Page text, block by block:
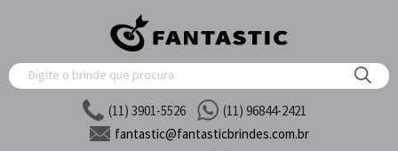
(11) 3901-5526
(11) 96844-2421
fantastic@fantasticbrindes.com.br